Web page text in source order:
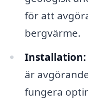
för att
bergvärme.
Installation:
är
fungera